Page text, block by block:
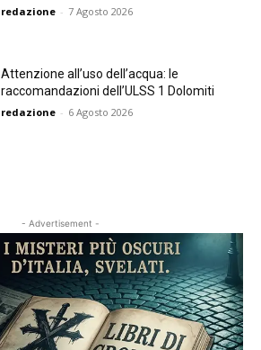
redazione - 7 Agosto 2026
Attenzione all’uso dell’acqua: le
raccomandazioni dell’ULSS 1 Dolomiti
redazione - 6 Agosto 2026
- Advertisement -